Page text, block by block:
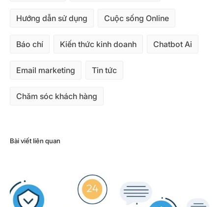
Hướng dẫn sử dụng Cuộc sống Online
Báo chí Kiến thức kinh doanh Chatbot Ai
Email marketing Tin tức
Chăm sóc khách hàng
Bài viết liên quan